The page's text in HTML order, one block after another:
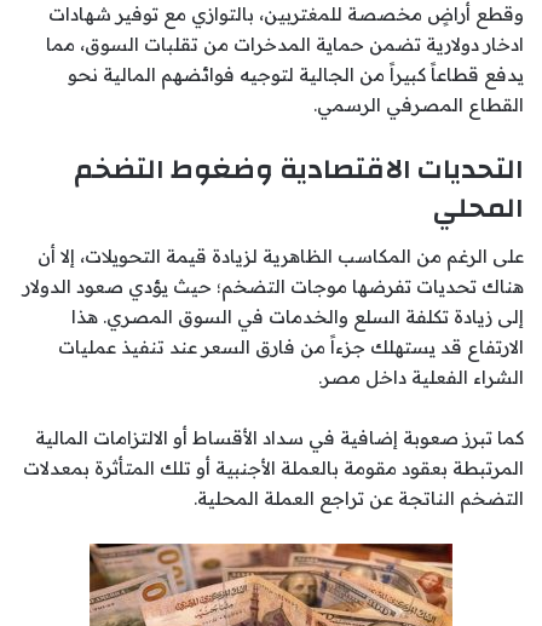
وقطع أراضٍ مخصصة للمغتربين، بالتوازي مع توفير شهادات
ادخار دولارية تضمن حماية المدخرات من تقلبات السوق، مما
يدفع قطاعاً كبيراً من الجالية لتوجيه فوائضهم المالية نحو
القطاع المصرفي الرسمي.
التحديات الاقتصادية وضغوط التضخم
المحلي
على الرغم من المكاسب الظاهرية لزيادة قيمة التحويلات، إلا أن
هناك تحديات تفرضها موجات التضخم؛ حيث يؤدي صعود الدولار
إلى زيادة تكلفة السلع والخدمات في السوق المصري. هذا
الارتفاع قد يستهلك جزءاً من فارق السعر عند تنفيذ عمليات
الشراء الفعلية داخل مصر.
كما تبرز صعوبة إضافية في سداد الأقساط أو الالتزامات المالية
المرتبطة بعقود مقومة بالعملة الأجنبية أو تلك المتأثرة بمعدلات
التضخم الناتجة عن تراجع العملة المحلية.